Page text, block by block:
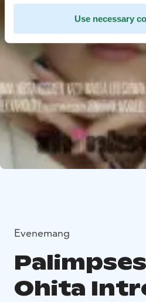
Use necessary
Evenemang
Ohita